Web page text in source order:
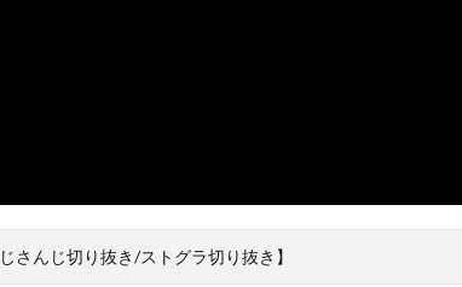
さんじ切り抜き/ストグラ切り抜き】